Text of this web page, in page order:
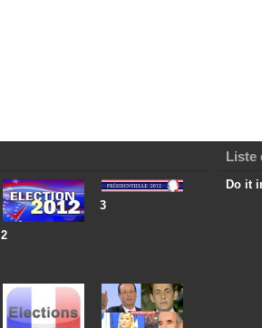
2
3
Liste
Do it